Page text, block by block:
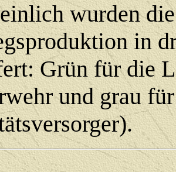
wurden
in
Grün für die
und grau